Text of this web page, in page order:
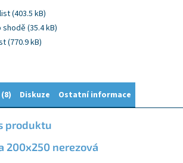
(403.5 kB)
(35.4 kB)
(770.9 kB)
Diskuze Ostatní informace
produktu
200x250 nerezová